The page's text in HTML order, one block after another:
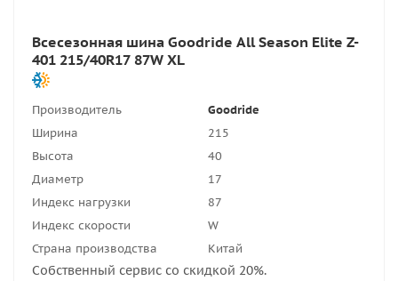
Всесезонная шина Goodride All Season Elite Z-
401 215/40R17 87W XL
Производитель
Goodride
Ширина
215
Высота
40
Диаметр
17
Индекс нагрузки
87
Индекс скорости
W
Страна производства
Китай
Собственный сервис со скидкой 20%.